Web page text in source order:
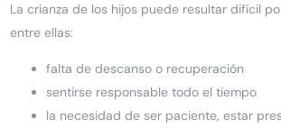
La crianza de los hijos puede resultar difícil
entre ellas:
falta de descanso o recuperación
sentirse responsable todo el tiempo
la necesidad de ser paciente, estar